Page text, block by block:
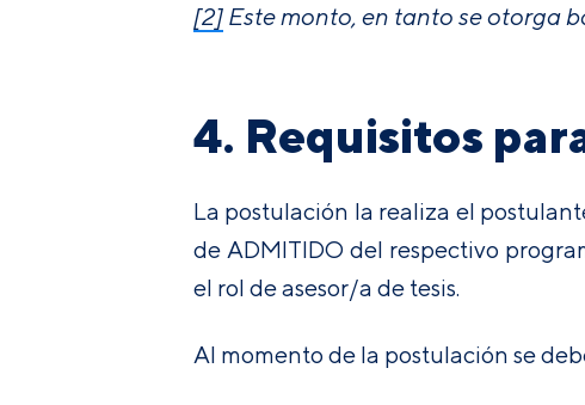
[2] Este monto, en tanto se otorga
4. Requisitos
La postulación la realiza el
de ADMITIDO del respectivo
el rol de asesor/a de tesis.
Al momento de la postulación se